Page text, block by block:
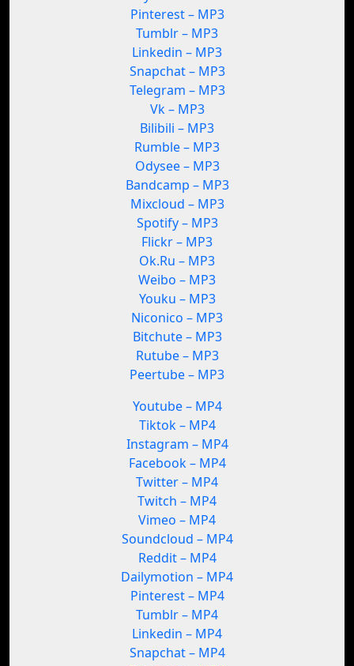
Pinterest – MP3
Tumblr – MP3
Linkedin – MP3
Snapchat – MP3
Telegram – MP3
Vk – MP3
Bilibili – MP3
Rumble – MP3
Odysee – MP3
Bandcamp – MP3
Mixcloud – MP3
Spotify – MP3
Flickr – MP3
Ok.Ru – MP3
Weibo – MP3
Youku – MP3
Niconico – MP3
Bitchute – MP3
Rutube – MP3
Peertube – MP3
Youtube – MP4
Tiktok – MP4
Instagram – MP4
Facebook – MP4
Twitter – MP4
Twitch – MP4
Vimeo – MP4
Soundcloud – MP4
Reddit – MP4
Dailymotion – MP4
Pinterest – MP4
Tumblr – MP4
Linkedin – MP4
Snapchat – MP4